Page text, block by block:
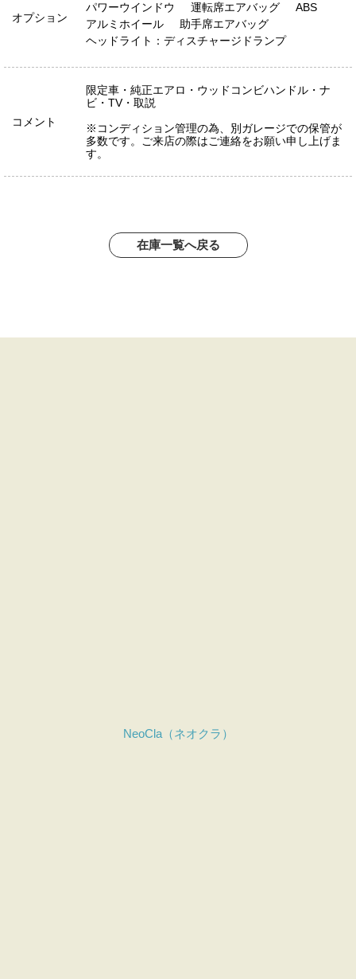
オプション
パワーウインドウ
運転席エアバッグ
ABS
アルミホイール
助手席エアバッグ
ヘッドライト：ディスチャージドランプ
コメント
限定車・純正エアロ・ウッドコンビハンドル・ナ
ビ・TV・取説
※コンディション管理の為、別ガレージでの保管が
多数です。ご来店の際はご連絡をお願い申し上げま
す。
在庫一覧へ戻る
NeoCla（ネオクラ）